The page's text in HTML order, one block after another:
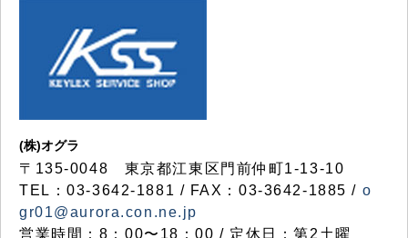
(株)オグラ
〒135-0048 東京都江東区門前仲町1-13-10
TEL：03-3642-1881 / FAX：03-3642-1885 / o
gr01@aurora.con.ne.jp
営業時間：8：00〜18：00 / 定休日：第2土曜